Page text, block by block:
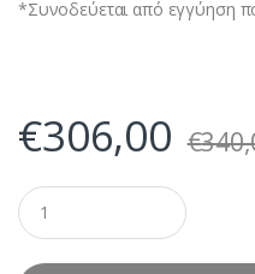
*Συνοδεύεται από εγγύηση
€306,00 €